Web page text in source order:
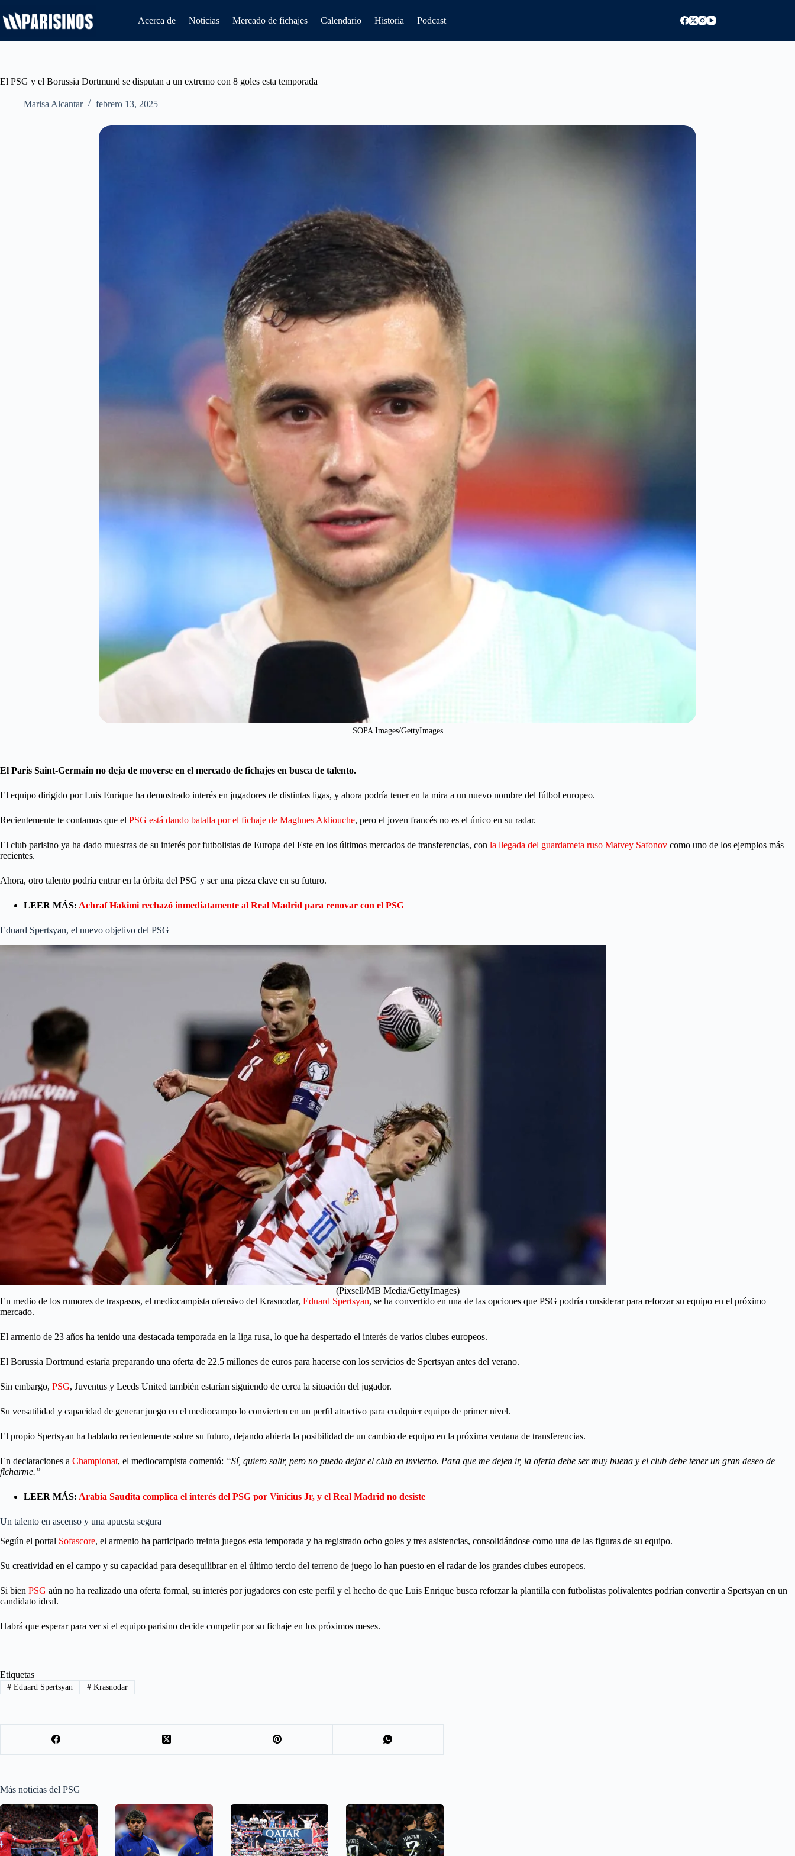
al
contenido
Acerca de Noticias Mercado de fichajes Calendario Historia Podcast
El PSG y el Borussia Dortmund se disputan a un extremo con 8 goles esta temporada
Marisa Alcantar febrero 13, 2025
SOPA Images/GettyImages
El Paris Saint-Germain no deja de moverse en el mercado de fichajes en busca de talento.
El equipo dirigido por Luis Enrique ha demostrado interés en jugadores de distintas ligas, y ahora podría tener en la mira a un nuevo nombre del fútbol europeo.
Recientemente te contamos que el PSG está dando batalla por el fichaje de Maghnes Akliouche, pero el joven francés no es el único en su radar.
El club parisino ya ha dado muestras de su interés por futbolistas de Europa del Este en los últimos mercados de transferencias, con la llegada del guardameta ruso Matvey Safonov como uno de los ejemplos más
recientes.
Ahora, otro talento podría entrar en la órbita del PSG y ser una pieza clave en su futuro.
LEER MÁS: Achraf Hakimi rechazó inmediatamente al Real Madrid para renovar con el PSG
Eduard Spertsyan, el nuevo objetivo del PSG
(Pixsell/MB Media/GettyImages)
En medio de los rumores de traspasos, el mediocampista ofensivo del Krasnodar, Eduard Spertsyan, se ha convertido en una de las opciones que PSG podría considerar para reforzar su equipo en el próximo
mercado.
El armenio de 23 años ha tenido una destacada temporada en la liga rusa, lo que ha despertado el interés de varios clubes europeos.
El Borussia Dortmund estaría preparando una oferta de 22.5 millones de euros para hacerse con los servicios de Spertsyan antes del verano.
Sin embargo, PSG, Juventus y Leeds United también estarían siguiendo de cerca la situación del jugador.
Su versatilidad y capacidad de generar juego en el mediocampo lo convierten en un perfil atractivo para cualquier equipo de primer nivel.
El propio Spertsyan ha hablado recientemente sobre su futuro, dejando abierta la posibilidad de un cambio de equipo en la próxima ventana de transferencias.
En declaraciones a Championat, el mediocampista comentó: “Sí, quiero salir, pero no puedo dejar el club en invierno. Para que me dejen ir, la oferta debe ser muy buena y el club debe tener un gran deseo de
ficharme.”
LEER MÁS: Arabia Saudita complica el interés del PSG por Vinícius Jr, y el Real Madrid no desiste
Un talento en ascenso y una apuesta segura
Según el portal Sofascore, el armenio ha participado treinta juegos esta temporada y ha registrado ocho goles y tres asistencias, consolidándose como una de las figuras de su equipo.
Su creatividad en el campo y su capacidad para desequilibrar en el último tercio del terreno de juego lo han puesto en el radar de los grandes clubes europeos.
Si bien PSG aún no ha realizado una oferta formal, su interés por jugadores con este perfil y el hecho de que Luis Enrique busca reforzar la plantilla con futbolistas polivalentes podrían convertir a Spertsyan en un
candidato ideal.
Habrá que esperar para ver si el equipo parisino decide competir por su fichaje en los próximos meses.
Etiquetas
#Eduard Spertsyan #Krasnodar
Más noticias del PSG